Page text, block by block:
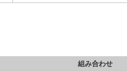
組み合わせ